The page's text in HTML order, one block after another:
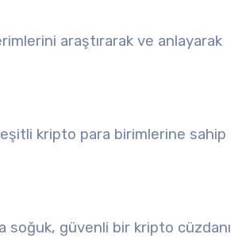
araştırarak ve anlayarak
kripto para birimlerine sahip
soğuk, güvenli bir kripto cüzdanı